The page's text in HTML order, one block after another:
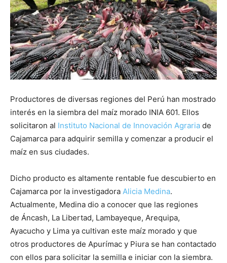
Productores de diversas regiones del Perú han mostrado
interés en la siembra del maíz morado INIA 601. Ellos
solicitaron al Instituto Nacional de Innovación Agraria de
Cajamarca para adquirir semilla y comenzar a producir el
maíz en sus ciudades.
Dicho producto es altamente rentable fue descubierto en
Cajamarca por la investigadora Alicia Medina.
Actualmente, Medina dio a conocer que las regiones
de Áncash, La Libertad, Lambayeque, Arequipa,
Ayacucho y Lima ya cultivan este maíz morado y que
otros productores de Apurímac y Piura se han contactado
con ellos para solicitar la semilla e iniciar con la siembra.